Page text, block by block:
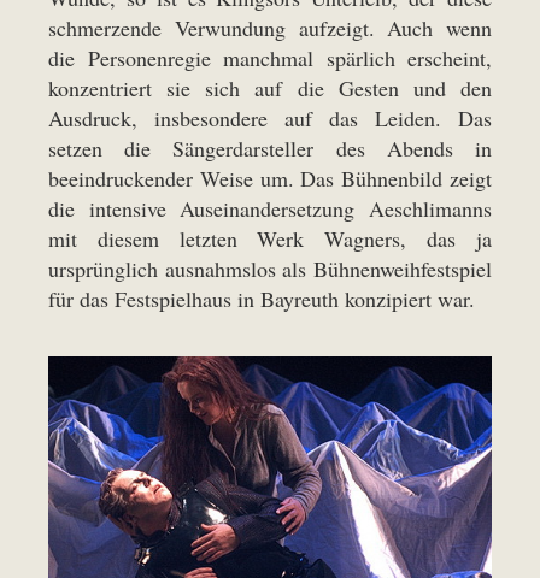
schmerzende Verwundung aufzeigt. Auch wenn
die Personenregie manchmal spärlich erscheint,
konzentriert sie sich auf die Gesten und den
Ausdruck, insbesondere auf das Leiden. Das
setzen die Sängerdarsteller des Abends in
beeindruckender Weise um. Das Bühnenbild zeigt
die intensive Auseinandersetzung Aeschlimanns
mit diesem letzten Werk Wagners, das ja
ursprünglich ausnahmslos als Bühnenweihfestspiel
für das Festspielhaus in Bayreuth konzipiert war.